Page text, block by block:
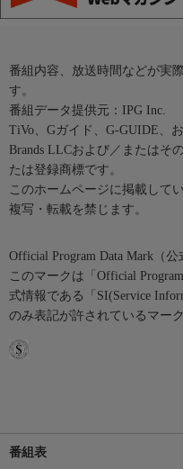
番組内容、放送時間などが実
す。
番組データ提供元：IPG Inc.
TiVo、Gガイド、G-GUIDE、
Brands LLCおよび／またはそ
たは登録商標です。
このホームページに掲載して
複写・転載を禁じます。
Official Program Data Mark（公
このマークは「Official
式情報である「SI(Service
のみ表記が許されているマーク
番組表